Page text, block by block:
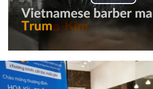
Video